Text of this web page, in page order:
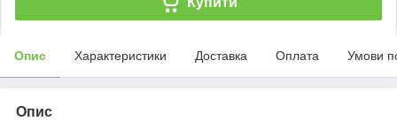
Опис Характеристики Доставка Оплата Умови
Опис